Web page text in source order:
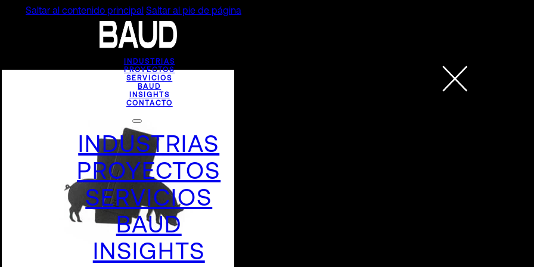
Saltar al contenido principal Saltar al pie de página
INDUSTRIAS
PROYECTOS
SERVICIOS
BAUD
INSIGHTS
CONTACTO
INDUSTRIAS
PROYECTOS
SERVICIOS
BAUD
INSIGHTS